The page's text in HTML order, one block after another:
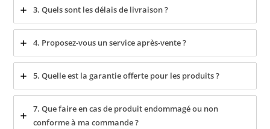
3. Quels sont les délais de livraison ?
4. Proposez-vous un service après-vente ?
5. Quelle est la garantie offerte pour les produits ?
7. Que faire en cas de produit endommagé ou non
conforme à ma commande ?